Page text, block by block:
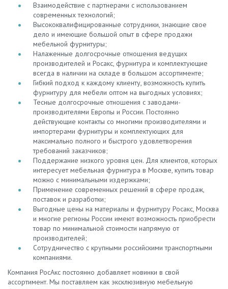
Взаимодействие с партнерами с использованием
современных технологий;
Высококвалифицированные сотрудники, знающие свое
дело и имеющие большой опыт в сфере продажи
мебельной фурнитуры;
Налаженные долгосрочные отношения ведущих
производителей и Росакс, фурнитура и комплектующие
всегда в наличии на складе в большом ассортименте;
Гибкий подход к каждому клиенту, возможность купить
фурнитуру для мебели оптом на выгодных условиях;
Тесные долгосрочные отношения с заводами-
производителями Европы и России. Постоянно
действующие контакты со многими производителями и
импортерами фурнитуры и комплектующих для
максимально полного и быстрого удовлетворения
требований заказчиков;
Поддержание низкого уровня цен. Для клиентов, которых
интересует мебельная фурнитура в Москве, купить товар
можно с минимальными издержками;
Применение современных решений в сфере продаж,
поставок и разработки;
Выгодные цены на материалы и фурнитуру Росакс, Москва
и многие регионы России имеют возможность приобрести
товар по минимальной стоимости напрямую от
производителей;
Сотрудничество с крупными российскими транспортными
компаниями.
Компания РосАкс постоянно добавляет новинки в свой
ассортимент. Мы поставляем как эксклюзивную мебельную